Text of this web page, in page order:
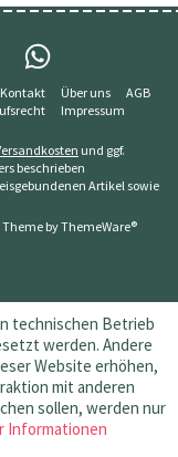
Kontakt Über uns
AGB
Impressum
und ggf.
beschrieben
Artikel sowie
Theme byThemeWare®
technischen Betrieb
werden. Andere
Website erhöhen,
mit anderen
sollen, werden nur
Informationen